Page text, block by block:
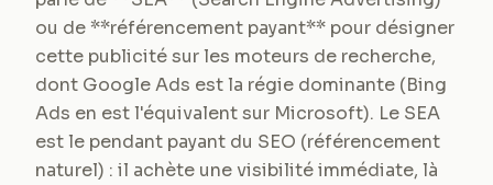
ou de **référencement payant** pour désigner
cette publicité sur les moteurs de recherche,
dont Google Ads est la régie dominante (Bing
Ads en est l'équivalent sur Microsoft). Le SEA
est le pendant payant du SEO (référencement
naturel) : il achète une visibilité immédiate, là